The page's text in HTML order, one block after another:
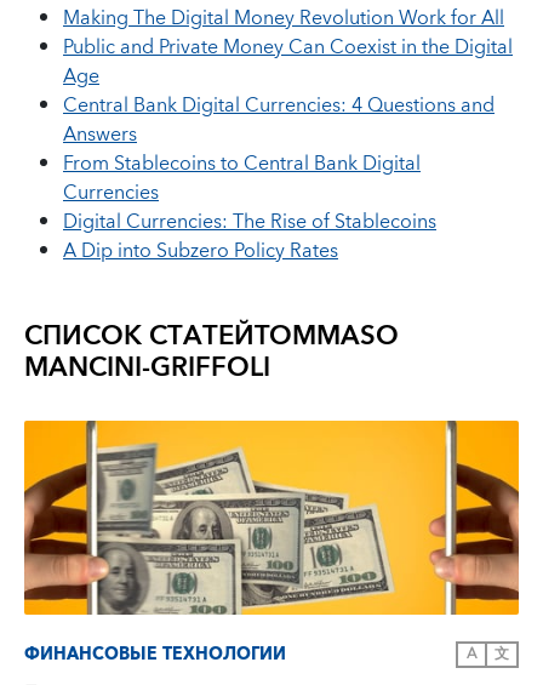
Making The Digital Money Revolution Work for All
Public and Private Money Can Coexist in the Digital
Age
Central Bank Digital Currencies: 4 Questions and
Answers
From Stablecoins to Central Bank Digital
Currencies
Digital Currencies: The Rise of Stablecoins
A Dip into Subzero Policy Rates
СПИСОК СТАТЕЙTOMMASO
MANCINI-GRIFFOLI
ФИНАНСОВЫЕ ТЕХНОЛОГИИ A 文